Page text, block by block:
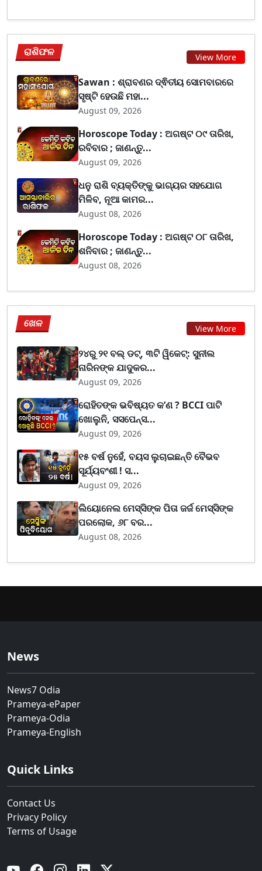
ରାଶିଫଳ View More
Sawan : ଶ୍ରାବଣର ଦ୍ଵିତୀୟ ସୋମବାରରେ
ସୃଷ୍ଟି ହେଉଛି ମହା...
August 09, 2026
Horoscope Today : ଅଗଷ୍ଟ ୦୯ ତାରିଖ,
ରବିବାର ; ଜାଣନ୍ତୁ...
August 09, 2026
ଧନୁ ରାଶି ବ୍ୟକ୍ତିଙ୍କୁ ଭାଗ୍ୟର ସହଯୋଗ
ମିଳିବ, ନୂଆ କାମର...
August 08, 2026
Horoscope Today : ଅଗଷ୍ଟ ୦୮ ତାରିଖ,
ଶନିବାର ; ଜାଣନ୍ତୁ...
August 08, 2026
ଖେଳ View More
୨୪ରୁ ୨୧ ବଲ୍ ଡଟ୍, ୩ଟି ୱିକେଟ୍: ସୁନୀଲ
ନାରିନଙ୍କ ଯାଦୁକର...
August 09, 2026
ରୋହିତଙ୍କ ଭବିଷ୍ୟତ କ’ଣ ? BCCI ପାଟି
ଖୋଲୁନି, ସସପେନ୍ସ...
August 09, 2026
୧୫ ବର୍ଷ ନୁହେଁ, ବୟସ ଲୁଚାଇଛନ୍ତି ବୈଭବ
ସୂର୍ଯ୍ୟବଂଶୀ ! ସ...
August 09, 2026
ଲିୟୋନେଲ ମେସ୍ସିଙ୍କ ପିତା ଜର୍ଜ ମେସ୍ସିଙ୍କ
ପରଲୋକ, ୬୮ ବର...
August 08, 2026
News
News7 Odia
Prameya-ePaper
Prameya-Odia
Prameya-English
Quick Links
Contact Us
Privacy Policy
Terms of Usage
YouTube Facebook Instagram Linkedin